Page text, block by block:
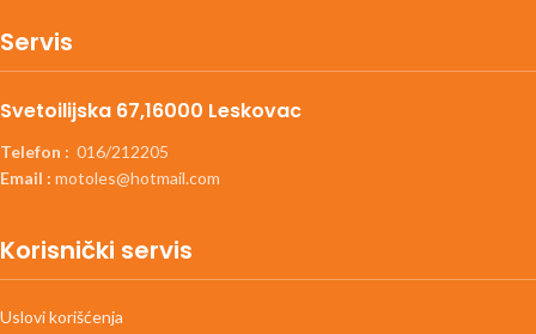
Servis
Svetoilijska 67,16000 Leskovac
Telefon : 016/212205
Email : motoles@hotmail.com
Korisnički servis
Uslovi korišćenja